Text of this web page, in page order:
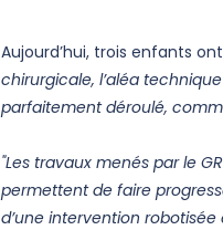
Aujourd’hui, trois enfants
chirurgicale, l’aléa
parfaitement déroulé,
"Les travaux menés par le
permettent de faire
d’une intervention